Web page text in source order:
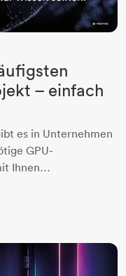
– einfach
es in Unternehmen
GPU-
Ihnen…